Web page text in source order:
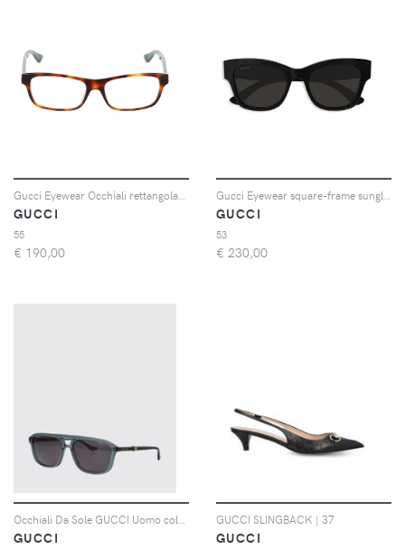
GUCCI
55
€ 190,00
GUCCI
53
€ 230,00
GUCCI
GUCCI SLINGBACK | 37
GUCCI